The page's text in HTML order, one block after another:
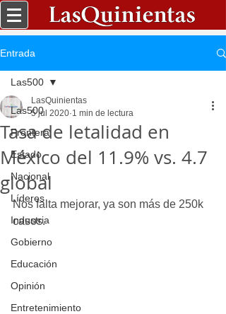
Entrada
Las500
Frontera
Estado
Nacional
Líderes
Industria
Gobierno
Educación
Opinión
Entretenimiento
Las500
Tasa de letalidad en
México del 11.9% vs. 4.7
global
LasQuinientas
5 jul 2020 1 min de lectura
Nos falta mejorar, ya son más de 250k
casos.